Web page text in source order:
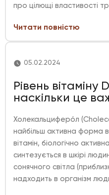
про цілющі властивості
Читати повністю
05.02.2024
Рівень вітаміну
наскільки це
Холекальциферо́л
найбільш активна форма
вітамін, біологічно
синтезується в шкірі
сонячного світла
надходить в організм